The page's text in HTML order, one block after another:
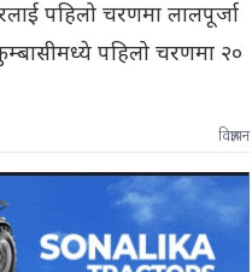
पहिलो चरणमा लालपूर्जा
पहिलो चरणमा २०
विज्ञापन